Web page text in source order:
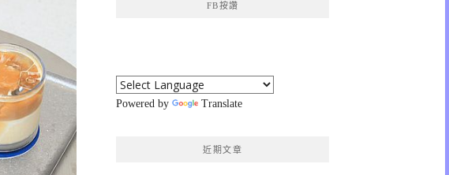
FB按讚
Powered by Translate
近期文章